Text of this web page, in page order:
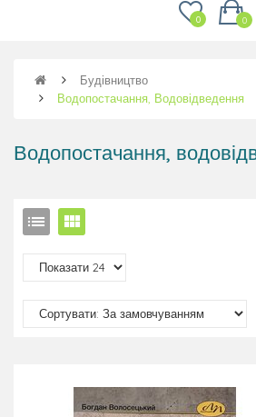
0
0
Будівництво
Водопостачання, Водовідведення
Водопостачання,